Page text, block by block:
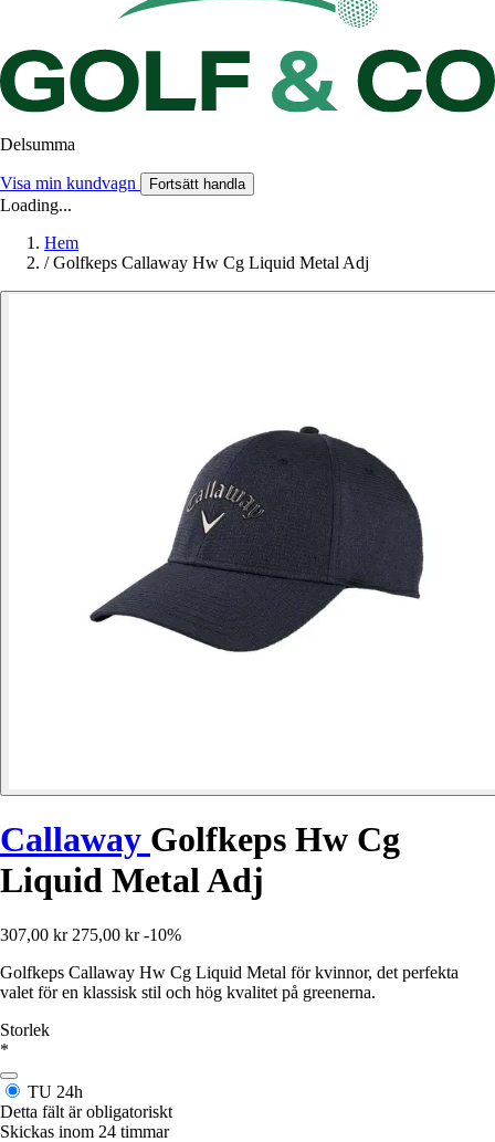
Delsumma
Visa min kundvagn Fortsätt handla
Loading...
Hem
/ Golfkeps Callaway Hw Cg Liquid Metal Adj
Callaway Golfkeps Hw Cg
Liquid Metal Adj
307,00 kr 275,00 kr -10%
Golfkeps Callaway Hw Cg Liquid Metal för kvinnor, det perfekta
valet för en klassisk stil och hög kvalitet på greenerna.
Storlek
*
TU 24h
Detta fält är obligatoriskt
Skickas inom 24 timmar